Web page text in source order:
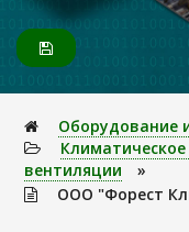
Оборудование
вентиляции
»
ООО "Форест